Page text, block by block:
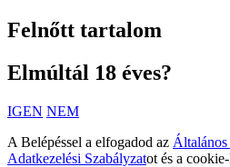
Felnőtt tartalom
Elmúltál 18 éves?
IGEN NEM
A Belépéssel a elfogadod az Általános
Adatkezelési Szabályzatot és a